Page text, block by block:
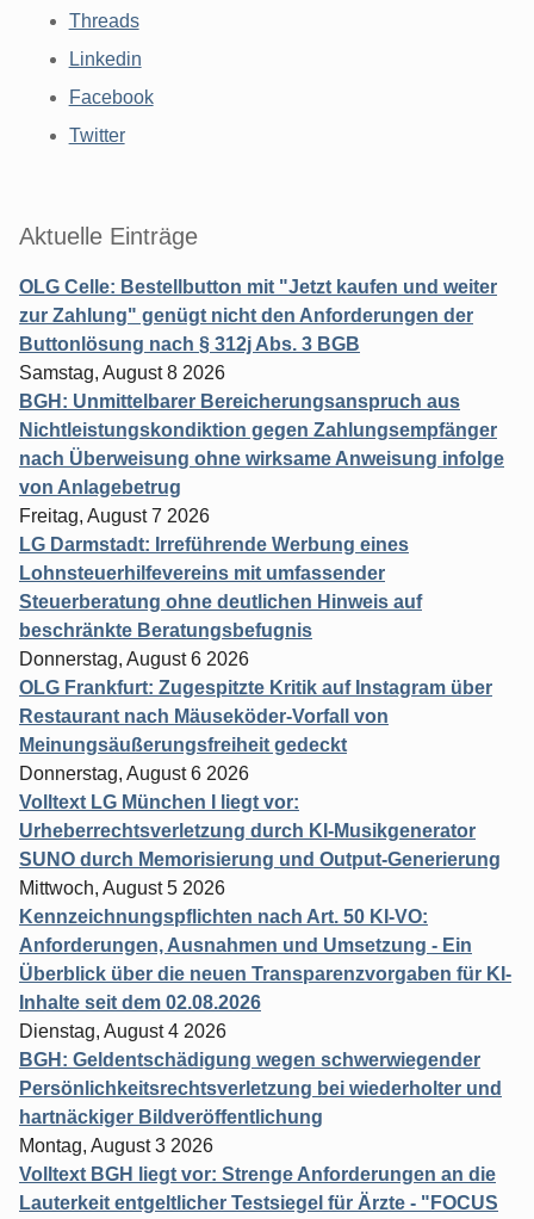
Threads
Linkedin
Facebook
Twitter
Aktuelle Einträge
OLG Celle: Bestellbutton mit "Jetzt kaufen und weiter
zur Zahlung" genügt nicht den Anforderungen der
Buttonlösung nach § 312j Abs. 3 BGB
Samstag, August 8 2026
BGH: Unmittelbarer Bereicherungsanspruch aus
Nichtleistungskondiktion gegen Zahlungsempfänger
nach Überweisung ohne wirksame Anweisung infolge
von Anlagebetrug
Freitag, August 7 2026
LG Darmstadt: Irreführende Werbung eines
Lohnsteuerhilfevereins mit umfassender
Steuerberatung ohne deutlichen Hinweis auf
beschränkte Beratungsbefugnis
Donnerstag, August 6 2026
OLG Frankfurt: Zugespitzte Kritik auf Instagram über
Restaurant nach Mäuseköder-Vorfall von
Meinungsäußerungsfreiheit gedeckt
Donnerstag, August 6 2026
Volltext LG München I liegt vor:
Urheberrechtsverletzung durch KI-Musikgenerator
SUNO durch Memorisierung und Output-Generierung
Mittwoch, August 5 2026
Kennzeichnungspflichten nach Art. 50 KI-VO:
Anforderungen, Ausnahmen und Umsetzung - Ein
Überblick über die neuen Transparenzvorgaben für KI-
Inhalte seit dem 02.08.2026
Dienstag, August 4 2026
BGH: Geldentschädigung wegen schwerwiegender
Persönlichkeitsrechtsverletzung bei wiederholter und
hartnäckiger Bildveröffentlichung
Montag, August 3 2026
Volltext BGH liegt vor: Strenge Anforderungen an die
Lauterkeit entgeltlicher Testsiegel für Ärzte - "FOCUS